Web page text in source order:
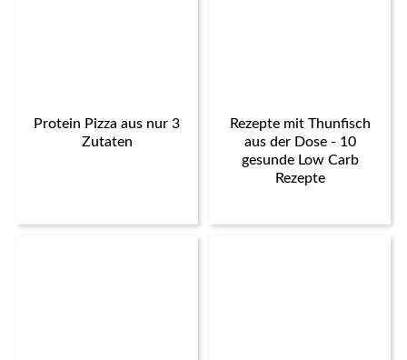
Protein Pizza aus nur 3
Zutaten
Rezepte mit Thunfisch
aus der Dose - 10
gesunde Low Carb
Rezepte